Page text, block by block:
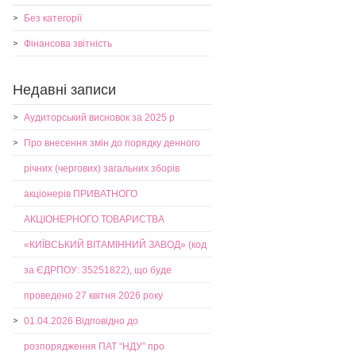
Без категорії
Фінансова звітність
Недавні записи
Аудиторський висновок за 2025 р
Про внесення змін до порядку денного
річних (чергових) загальних зборів
акціонерів ПРИВАТНОГО
АКЦІОНЕРНОГО ТОВАРИСТВА
«КИЇВСЬКИЙ ВІТАМІННИЙ ЗАВОД» (код
за ЄДРПОУ: 35251822), що буде
проведено 27 квітня 2026 року
01.04.2026 Відповідно до
розпорядження ПАТ “НДУ” про